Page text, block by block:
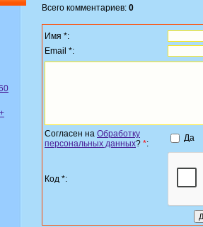
Всего комментариев: 0
Имя *:
Email *:
Согласен на Обработку
персональных данных? *:
Да
Код *: